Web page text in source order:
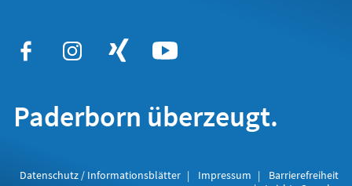
Paderborn überzeugt.
Datenschutz / Informationsblätter Impressum
Barrierefreiheit